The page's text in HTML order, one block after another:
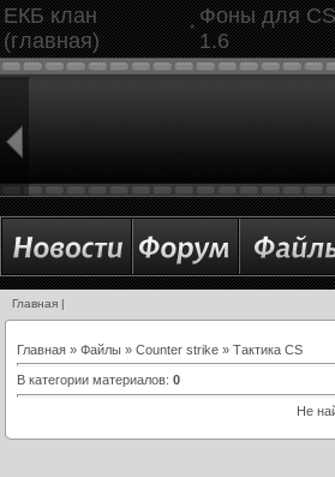
ЕКБ клан
(главная)
*
Фоны для CS
1.6
Главная |
Главная » Файлы » Counter strike » Тактика CS
В категории материалов: 0
Не